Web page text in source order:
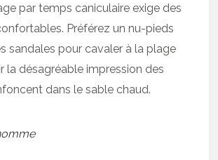
par temps caniculaire exige des
Préférez un nu-pieds
sandales pour cavaler à la plage
la désagréable impression des
dans le sable chaud.